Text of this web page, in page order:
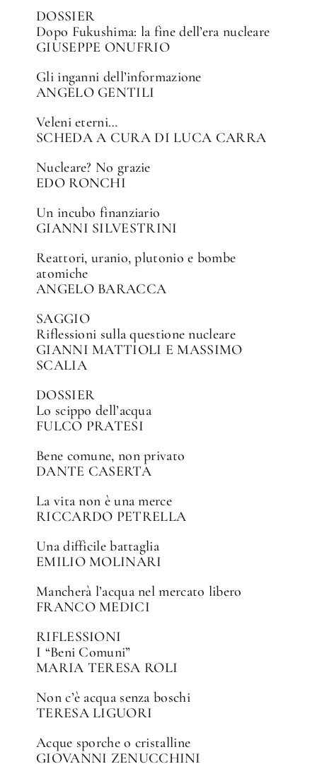
DOSSIER
Dopo Fukushima: la fine dell’era nucleare
GIUSEPPE ONUFRIO
Gli inganni dell’informazione
ANGELO GENTILI
Veleni eterni…
SCHEDA A CURA DI LUCA CARRA
Nucleare? No grazie
EDO RONCHI
Un incubo finanziario
GIANNI SILVESTRINI
Reattori, uranio, plutonio e bombe
atomiche
ANGELO BARACCA
SAGGIO
Riflessioni sulla questione nucleare
GIANNI MATTIOLI E MASSIMO
SCALIA
DOSSIER
Lo scippo dell’acqua
FULCO PRATESI
Bene comune, non privato
DANTE CASERTA
La vita non è una merce
RICCARDO PETRELLA
Una difficile battaglia
EMILIO MOLINARI
Mancherà l’acqua nel mercato libero
FRANCO MEDICI
RIFLESSIONI
I “Beni Comuni”
MARIA TERESA ROLI
Non c’è acqua senza boschi
TERESA LIGUORI
Acque sporche o cristalline
GIOVANNI ZENUCCHINI